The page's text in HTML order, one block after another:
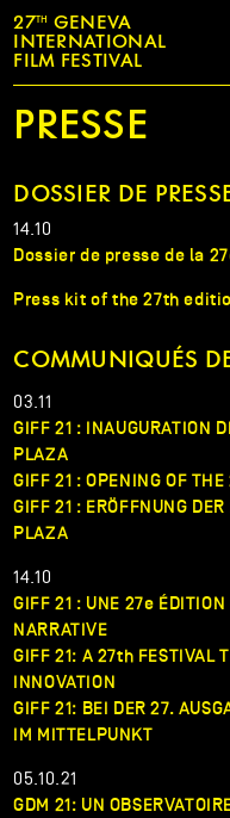
27TH
GENEVA
INTERNATIONAL
FILM FESTIVAL
PRESSE
DOSSIER DE
14.10
Dossier de presse de la
Press kit of the 27th
COMMUNIQUÉS
03.11
GIFF 21 : INAUGURATION
PLAZA
GIFF 21 : OPENING OF
GIFF 21 : ERÖFFNUNG
PLAZA
14.10
GIFF 21 : UNE 27e ÉDITION
NARRATIVE
GIFF 21: A 27th FESTIVAL
INNOVATION
GIFF 21: BEI DER 27.
IM MITTELPUNKT
05.10.21
GDM 21: UN